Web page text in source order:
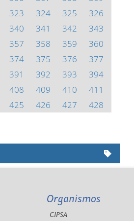
323 324 325
326
340 341 342
343
357 358 359
360
374 375 376
377
391 392 393
394
408 409 410
411
425 426 427
428
Organismos
CIPSA